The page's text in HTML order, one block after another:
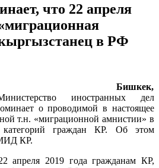
что 22 апреля
в РФ
Бишкек,
иностранных дел
о проводимой в настоящее
т.н. «миграционной амнистии» в
категорий граждан КР. Об этом
КР.
апреля 2019 года гражданам КР,